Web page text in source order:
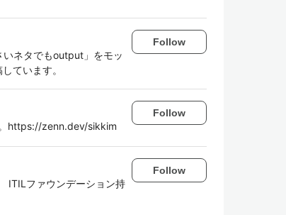
ネタでもoutput」をモッ
ています。
Follow
https://zenn.dev/sikkim
Follow
ITILファウンデーション持
Follow